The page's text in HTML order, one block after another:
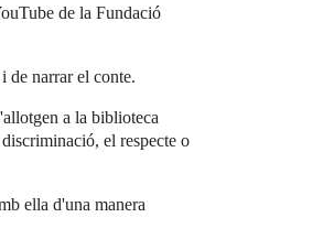
de la Fundació
de narrar el conte.
a la biblioteca
el respecte o
ella d'una manera